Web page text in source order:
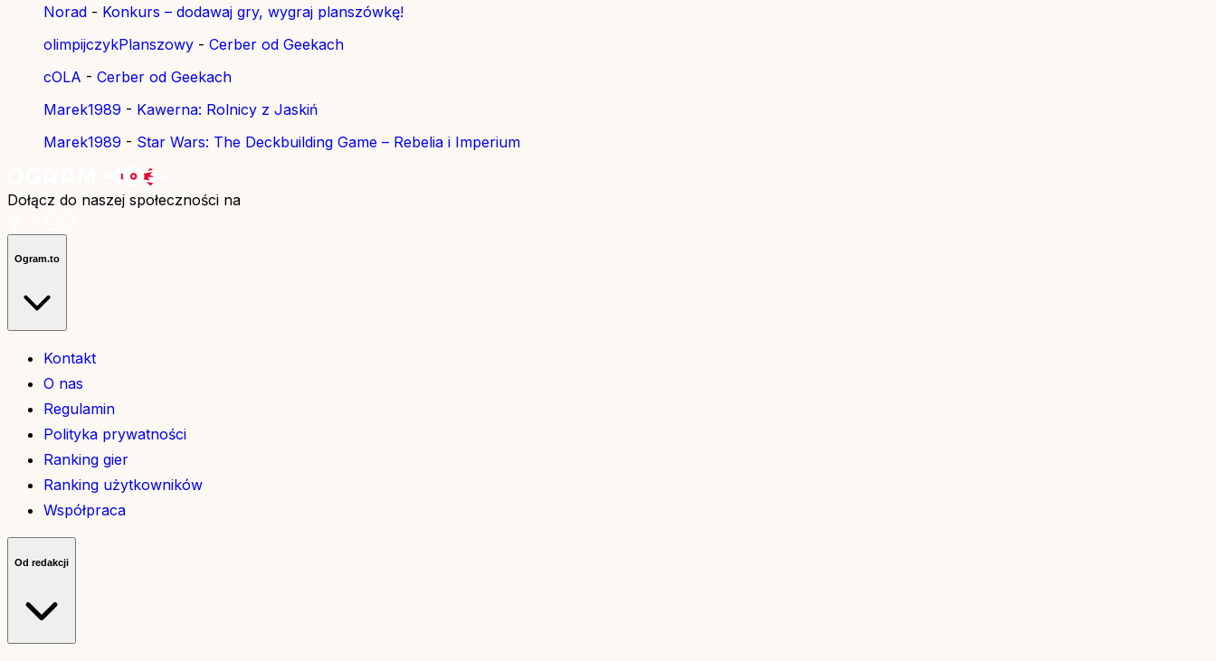
Norad - Konkurs – dodawaj gry, wygraj planszówkę!
olimpijczykPlanszowy - Cerber od Geekach
cOLA - Cerber od Geekach
Marek1989 - Kawerna: Rolnicy z Jaskiń
Marek1989 - Star Wars: The Deckbuilding Game – Rebelia i Imperium
Dołącz do naszej społeczności na
Ogram.to
Kontakt
O nas
Regulamin
Polityka prywatności
Ranking gier
Ranking użytkowników
Współpraca
Od redakcji